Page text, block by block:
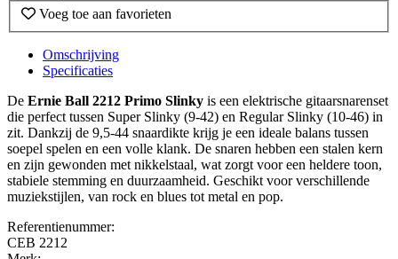
Voeg toe aan favorieten
Omschrijving
Specificaties
De Ernie Ball 2212 Primo Slinky is een elektrische gitaarsnarenset
die perfect tussen Super Slinky (9-42) en Regular Slinky (10-46) in
zit. Dankzij de 9,5-44 snaardikte krijg je een ideale balans tussen
soepel spelen en een volle klank. De snaren hebben een stalen kern
en zijn gewonden met nikkelstaal, wat zorgt voor een heldere toon,
stabiele stemming en duurzaamheid. Geschikt voor verschillende
muziekstijlen, van rock en blues tot metal en pop.
Referentienummer:
CEB 2212